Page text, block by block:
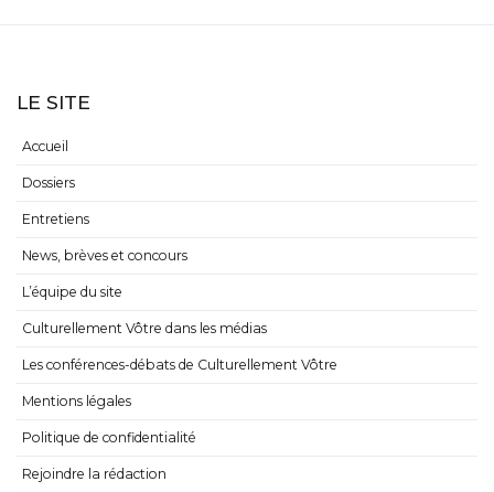
LE SITE
Accueil
Dossiers
Entretiens
News, brèves et concours
L’équipe du site
Culturellement Vôtre dans les médias
Les conférences-débats de Culturellement Vôtre
Mentions légales
Politique de confidentialité
Rejoindre la rédaction